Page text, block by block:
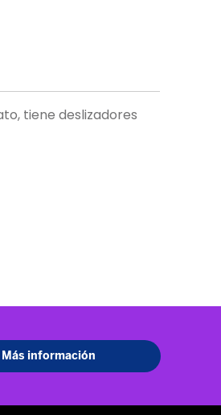
tiene deslizadores